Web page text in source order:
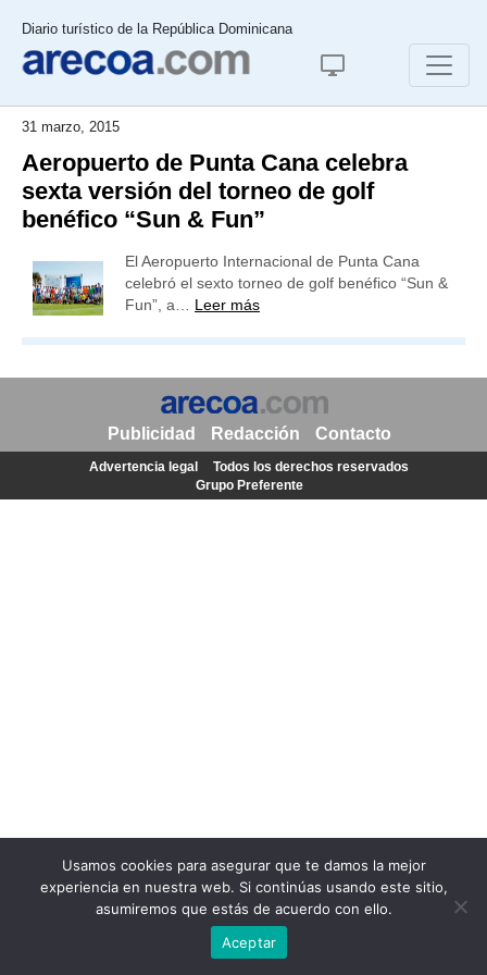
Diario turístico de la República Dominicana
31 marzo, 2015
Aeropuerto de Punta Cana celebra
sexta versión del torneo de golf
benéfico “Sun & Fun”
El Aeropuerto Internacional de Punta Cana
celebró el sexto torneo de golf benéfico “Sun &
Fun”, a… Leer más
Usamos cookies para asegurar que te damos la mejor
experiencia en nuestra web. Si continúas usando este sitio,
asumiremos que estás de acuerdo con ello.
Aceptar
Publicidad Redacción Contacto
Advertencia legal
Todos los derechos reservados
Grupo Preferente